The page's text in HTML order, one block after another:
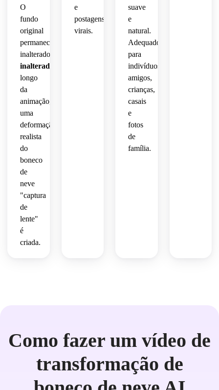
O
fundo
original
permanece
inalterado
inalterado
longo
da
animação,
uma
deformação
realista
do
boneco
de
neve
"captura
de
lente"
é
criada.
e
postagens
virais.
suave
e
natural.
Adequado
para
indivíduos,
amigos,
crianças,
casais
e
fotos
de
família.
Como fazer um vídeo de
transformação de